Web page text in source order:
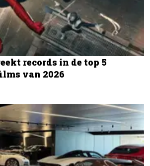
records in de top 5
van 2026